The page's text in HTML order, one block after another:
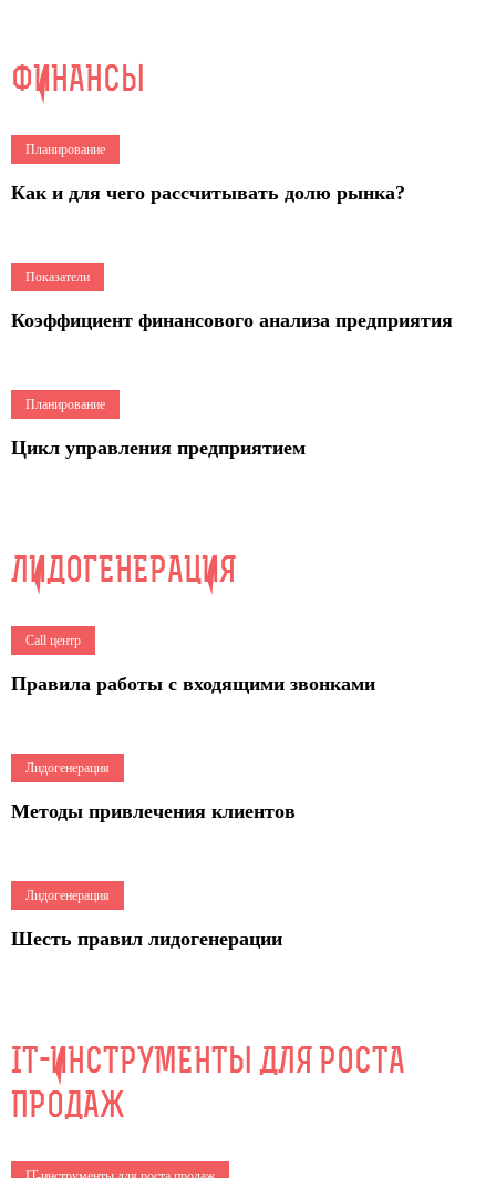
ФИНАНСЫ
6
Планирование
Как и для чего рассчитывать долю рынка?
10
Показатели
Коэффициент финансового анализа предприятия
10
Планирование
Цикл управления предприятием
ЛИДОГЕНЕРАЦИЯ
4
Call центр
Правила работы с входящими звонками
4
Лидогенерация
Методы привлечения клиентов
7
Лидогенерация
Шесть правил лидогенерации
IT-ИНСТРУМЕНТЫ ДЛЯ РОСТА
ПРОДАЖ
3